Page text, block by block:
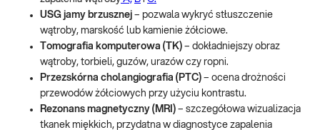
USG jamy brzusznej – pozwala wykryć stłuszczenie
wątroby, marskość lub kamienie żółciowe.
Tomografia komputerowa (TK) – dokładniejszy obraz
wątroby, torbieli, guzów, urazów czy ropni.
Przezskórna cholangiografia (PTC) – ocena drożności
przewodów żółciowych przy użyciu kontrastu.
Rezonans magnetyczny (MRI) – szczegółowa wizualizacja
tkanek miękkich, przydatna w diagnostyce zapalenia